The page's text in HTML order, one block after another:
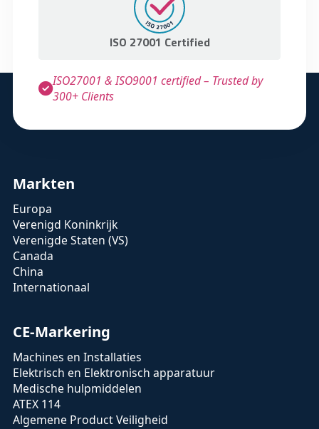
ISO 27001 Certified
ISO27001 & ISO9001 certified – Trusted by
300+ Clients
Markten
Europa
Verenigd Koninkrijk
Verenigde Staten (VS)
Canada
China
Internationaal
CE-Markering
Machines en Installaties
Elektrisch en Elektronisch apparatuur
Medische hulpmiddelen
ATEX 114
Algemene Product Veiligheid